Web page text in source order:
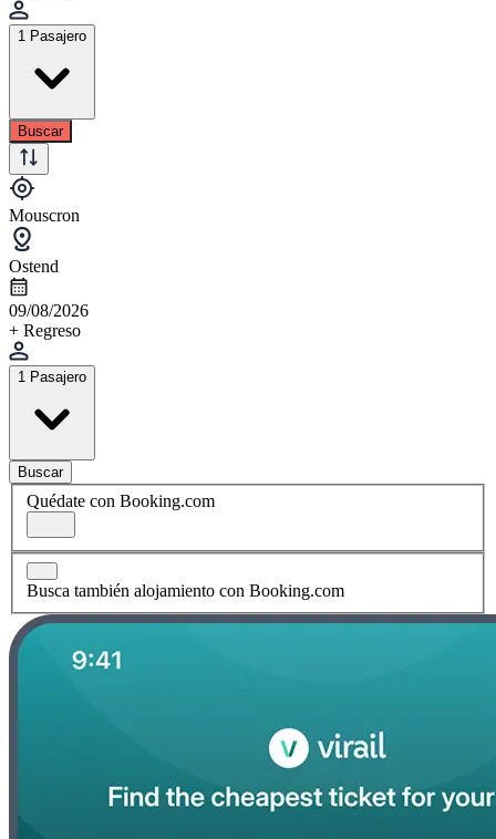
1 Pasajero
Buscar
Mouscron
Ostend
09/08/2026
+ Regreso
1 Pasajero
Buscar
Quédate con Booking.com
Busca también alojamiento con Booking.com